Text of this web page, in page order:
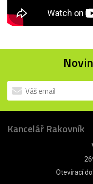
Kancelář Rakovník
Otevírací